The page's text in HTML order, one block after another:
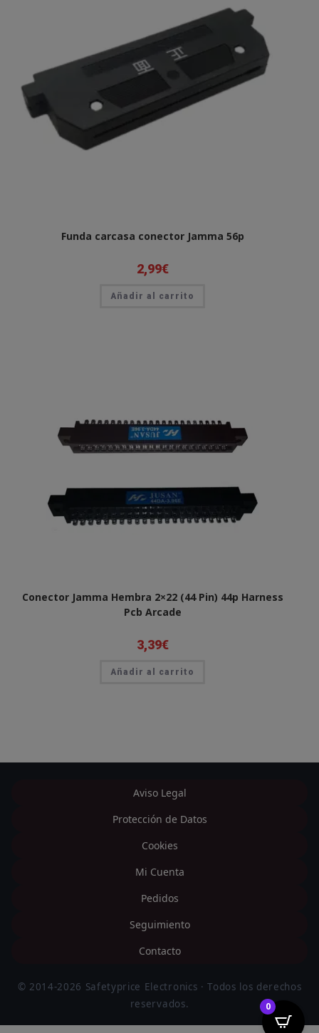
Funda carcasa conector Jamma 56p
2,99€
Añadir al carrito
Conector Jamma Hembra 2×22 (44 Pin) 44p Harness
Pcb Arcade
3,39€
Añadir al carrito
0
Aviso Legal
Protección de Datos
Cookies
Mi Cuenta
Pedidos
Seguimiento
Contacto
© 2014-2026 Safetyprice Electronics · Todos los derechos
reservados.